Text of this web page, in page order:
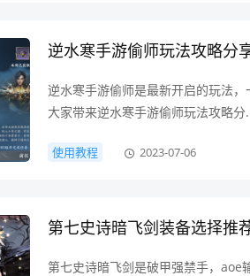
逆水寒手游偷师玩法攻略分
逆水寒手游偷师是最新开启的玩法
大家带来逆水寒手游偷师玩法攻略分
使用教程 2023-07-06
第七史诗暗飞剑装备选择推
第七史诗暗飞剑是破甲强禁手，aoe